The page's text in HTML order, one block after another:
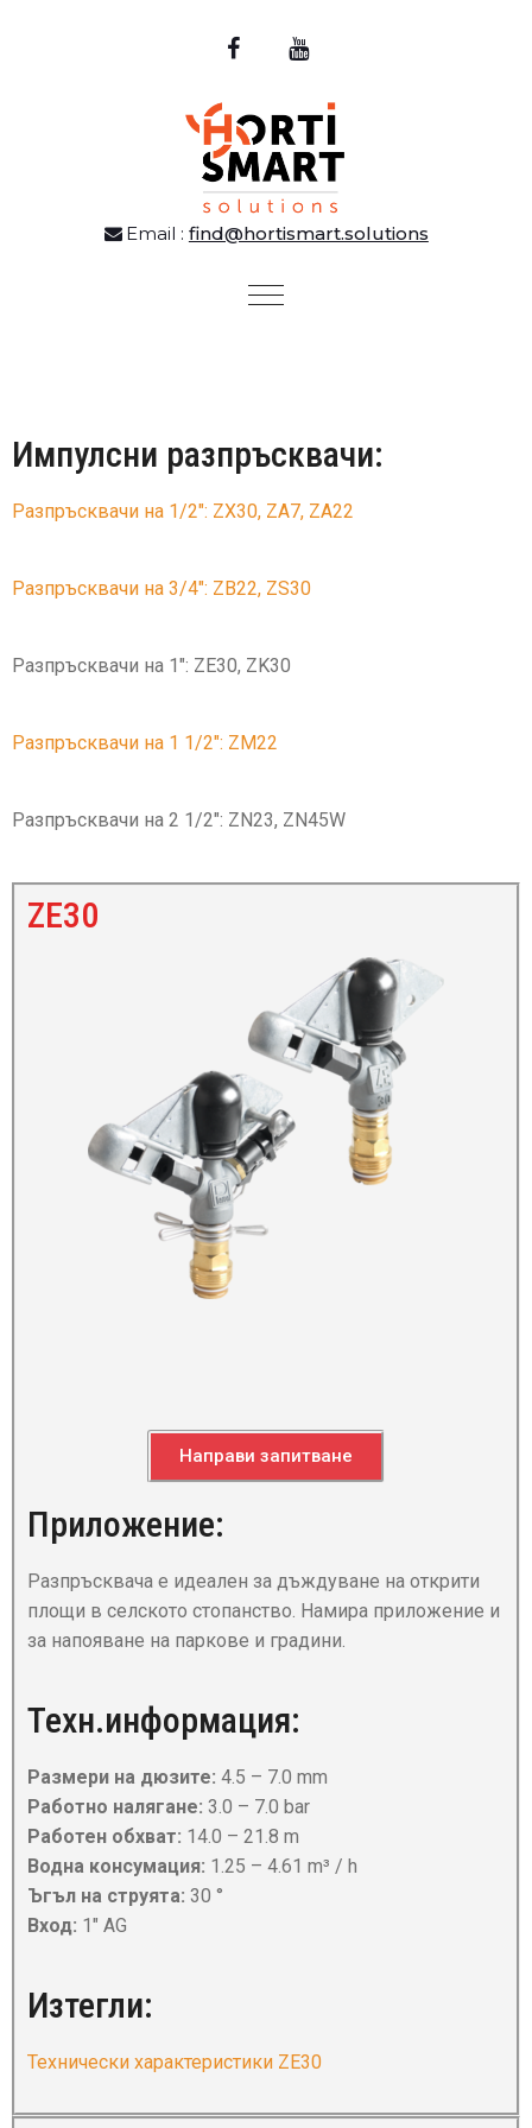
Email : find@hortismart.solutions
Toggle
Импулсни разпръсквачи:
Разпръсквачи на 1/2″: ZX30, ZA7, ZA22
Разпръсквачи на 3/4″: ZB22, ZS30
Разпръсквачи на 1″: ZE30, ZK30
Разпръсквачи на 1 1/2″: ZM22
Разпръсквачи на 2 1/2″: ZN23, ZN45W
ZE30
Направи запитване
Приложение:
Разпръсквача е идеален за дъждуване на открити
площи в селското стопанство. Намира приложение и
за напояване на паркове и градини.
Техн.информация:
Размери на дюзите: 4.5 – 7.0 mm
Работно налягане: 3.0 – 7.0 bar
Работен обхват: 14.0 – 21.8 m
Водна консумация: 1.25 – 4.61 m³ / h
Ъгъл на струята: 30 °
Вход: 1″ AG
Изтегли:
Технически характеристики ZE30